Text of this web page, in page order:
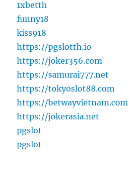
1xbetth
funny18
kiss918
https://pgslotth.io
https://joker356.com
https://samurai777.net
https://tokyoslot88.com
https://betwayvietnam.com
https://jokerasia.net
pgslot
pgslot